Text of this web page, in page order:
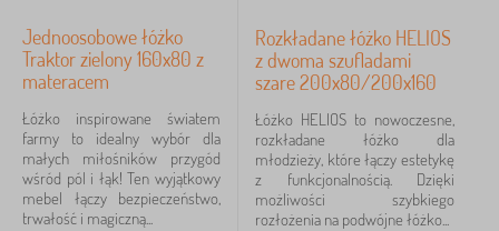
Jednoosobowe łóżko
Traktor zielony 160x80 z
materacem
Łóżko inspirowane światem
farmy to idealny wybór dla
małych miłośników przygód
wśród pól i łąk! Ten wyjątkowy
mebel łączy bezpieczeństwo,
trwałość i magiczną...
Rozkładane łóżko HELIOS
z dwoma szufladami
szare 200x80/200x160
Łóżko HELIOS to nowoczesne,
rozkładane łóżko dla
młodzieży, które łączy estetykę
z funkcjonalnością. Dzięki
możliwości szybkiego
rozłożenia na podwójne łóżko...